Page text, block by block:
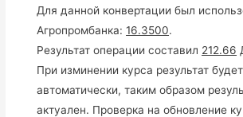
Для данной конвертации был
Агропромбанка:16.3500.
Результат операции составил 212.66
При изминении курса результат
автоматически, таким образом
актуален. Проверка на обновление